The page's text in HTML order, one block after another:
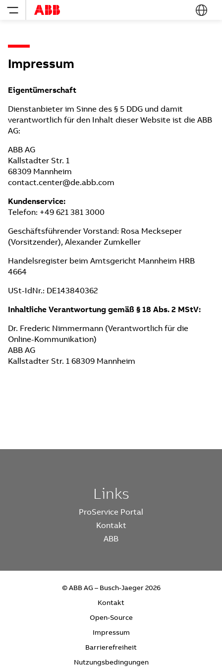
Impressum
Eigentümerschaft
Dienstanbieter im Sinne des § 5 DDG und damit
verantwortlich für den Inhalt dieser Website ist die ABB
AG:
ABB AG
Kallstadter Str. 1
68309 Mannheim
contact.center@de.abb.com
Kundenservice:
Telefon: +49 621 381 3000
Geschäftsführender Vorstand: Rosa Meckseper
(Vorsitzender), Alexander Zumkeller
Handelsregister beim Amtsgericht Mannheim HRB
4664
USt-IdNr.: DE143840362
Inhaltliche Verantwortung gemäß § 18 Abs. 2 MStV:
Dr. Frederic Nimmermann (Verantwortlich für die
Online-Kommunikation)
ABB AG
Kallstadter Str. 1 68309 Mannheim
Links
ProService Portal
Kontakt
ABB
© ABB AG – Busch-Jaeger 2026
Kontakt
Open-Source
Impressum
Barrierefreiheit
Nutzungsbedingungen